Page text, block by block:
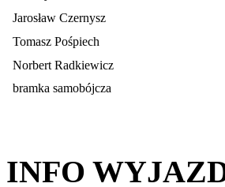
Jarosław Czernysz
Tomasz Pośpiech
Norbert Radkiewicz
bramka samobójcza
INFO